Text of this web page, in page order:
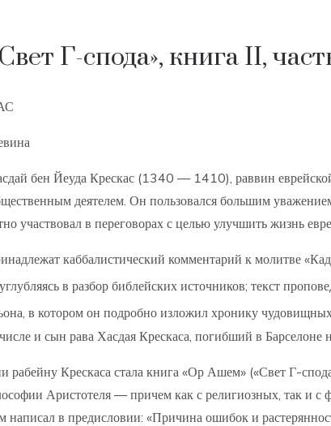
Г-спода», книга II,
бен Йеуда Крескас (1340 — 1410), раввин
деятелем. Он пользовался большим
участвовал в переговорах с целью улучшить жизнь
каббалистический комментарий к молитве
в разбор библейских источников; текст
в котором он подробно изложил хронику
и сын рава Хасдая Крескаса, погибший в Барселоне
Крескаса стала книга «Ор Ашем» («Свет Г-
Аристотеля — причем как с религиозных, так и с
написал в предисловии: «Причина ошибок и